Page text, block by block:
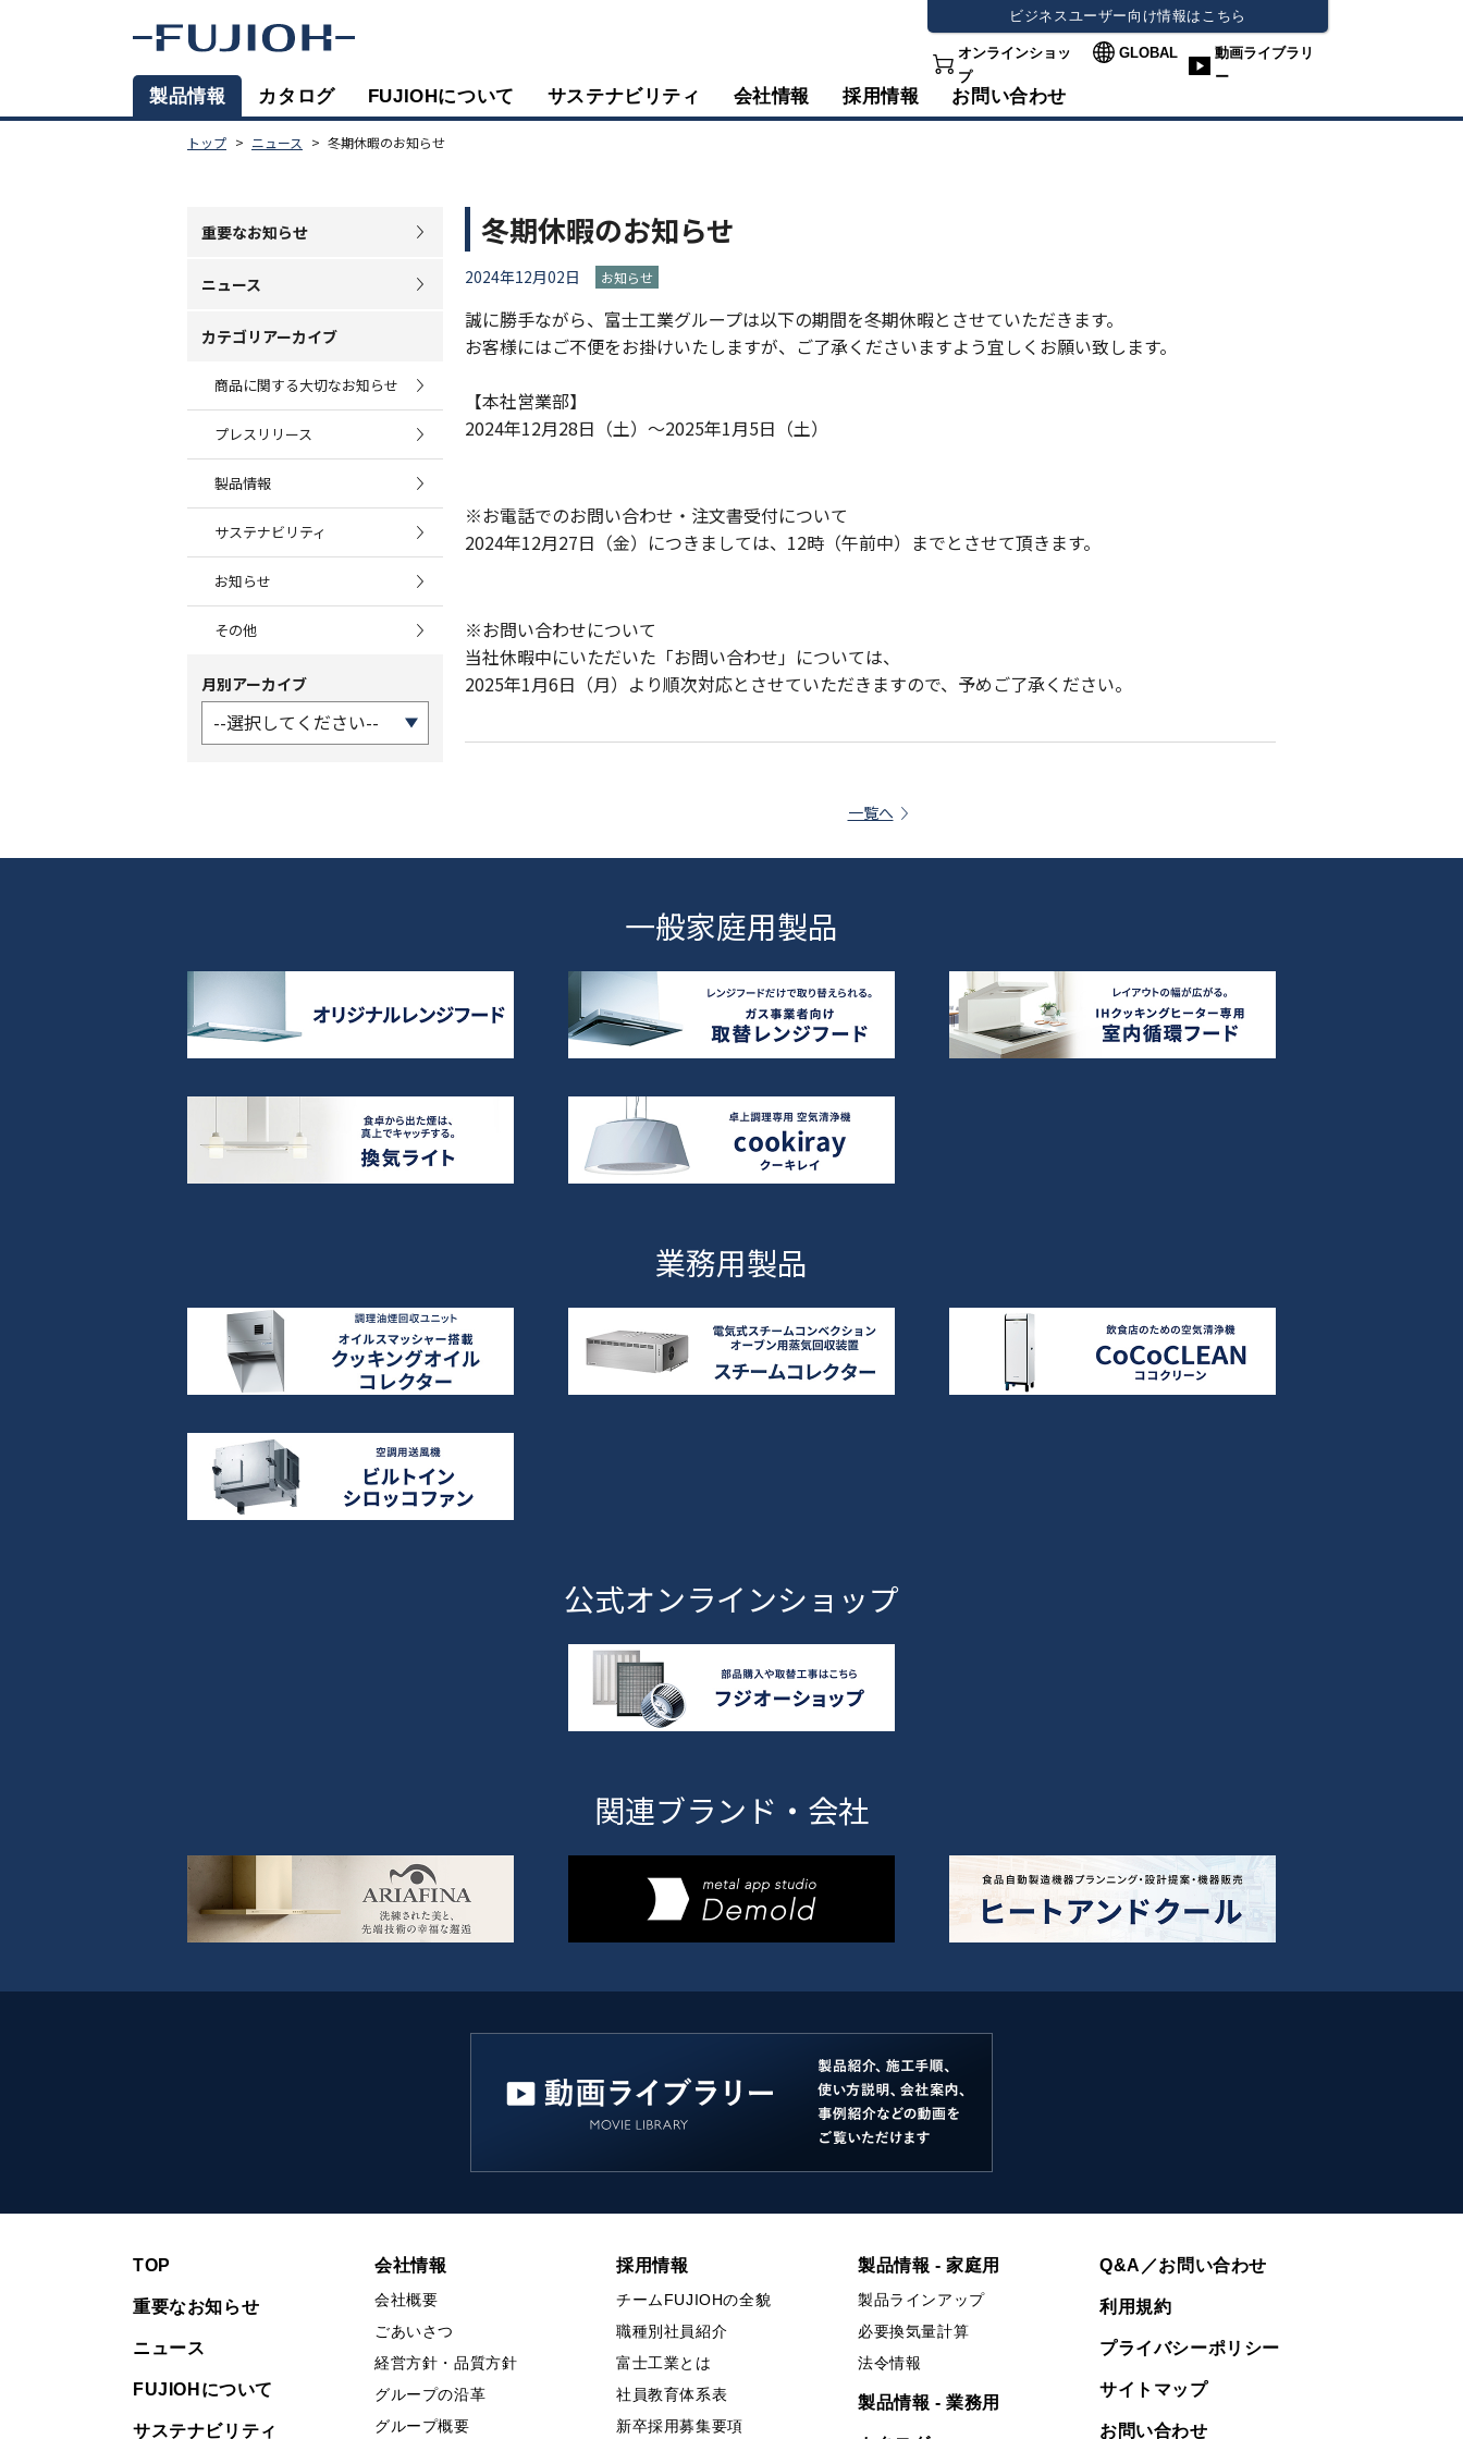
ビジネスユーザー向け情報はこちら
オンラインショッ
プ
GLOBAL
動画ライブラリ
ー
製品情報 カタログ FUJIOHについて サステナビリティ 会社情報 採用情報 お問い合わせ
トップ ニュース 冬期休暇のお知らせ
冬期休暇のお知らせ
2024年12月02日 お知らせ
誠に勝手ながら、富士工業グループは以下の期間を冬期休暇とさせていただきます。
お客様にはご不便をお掛けいたしますが、ご了承くださいますよう宜しくお願い致します。
【本社営業部】
2024年12月28日（土）～2025年1月5日（土）
※お電話でのお問い合わせ・注文書受付について
2024年12月27日（金）につきましては、12時（午前中）までとさせて頂きます。
※お問い合わせについて
当社休暇中にいただいた「お問い合わせ」については、
2025年1月6日（月）より順次対応とさせていただきますので、予めご了承ください。
一覧へ
重要なお知らせ
ニュース
カテゴリアーカイブ
商品に関する大切なお知らせ
プレスリリース
製品情報
サステナビリティ
お知らせ
その他
月別アーカイブ
一般家庭用製品
業務用製品
公式オンラインショップ
関連ブランド・会社
TOP
重要なお知らせ
ニュース
FUJIOHについて
サステナビリティ
会社情報
会社概要
ごあいさつ
経営方針・品質方針
グループの沿革
グループ概要
採用情報
チームFUJIOHの全貌
職種別社員紹介
富士工業とは
社員教育体系表
新卒採用募集要項
製品情報 - 家庭用
製品ラインアップ
必要換気量計算
法令情報
製品情報 - 業務用
Q&A／お問い合わせ
利用規約
プライバシーポリシー
サイトマップ
お問い合わせ